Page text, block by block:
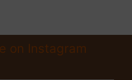
on Instagram